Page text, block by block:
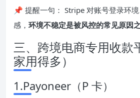
📌 提醒一句： Stripe 对账号登录环
感， 环境不稳定是被风控的常见原因
三、跨境电商专用收款
家用得多）
1.Payoneer（P 卡）